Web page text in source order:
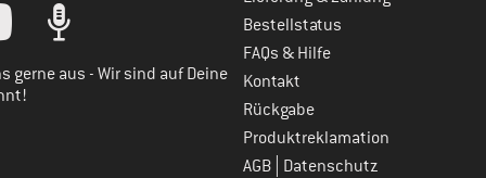
gerne aus - Wir sind auf Deine
Bestellstatus
FAQs & Hilfe
Kontakt
Rückgabe
Produktreklamation
AGB Datenschutz